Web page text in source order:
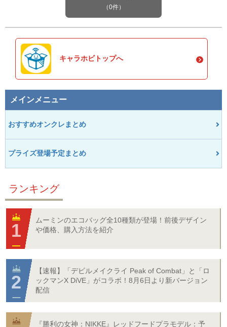
（0件）
キャラホビトップへ
メインメニュー
おすすめオンクレまとめ
プライズ登場予定まとめ
ランキング
ムーミンのエコバッグ全10種類が登場！前後デザイン
や価格、購入方法を紹介
【速報】「デビルメイクライ Peak of Combat」と「ロ
ックマンX DiVE」がコラボ！8月6日より新バージョン
配信
『勝利の女神：NIKKE』レッドフードプラモデル：予